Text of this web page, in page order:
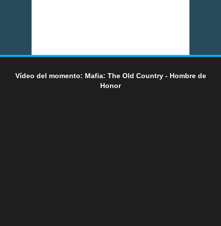
Vídeo del momento: Mafia: The Old Country - Hombre de
Honor